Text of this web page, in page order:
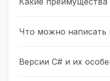
Что можно написать
Версии C# и их